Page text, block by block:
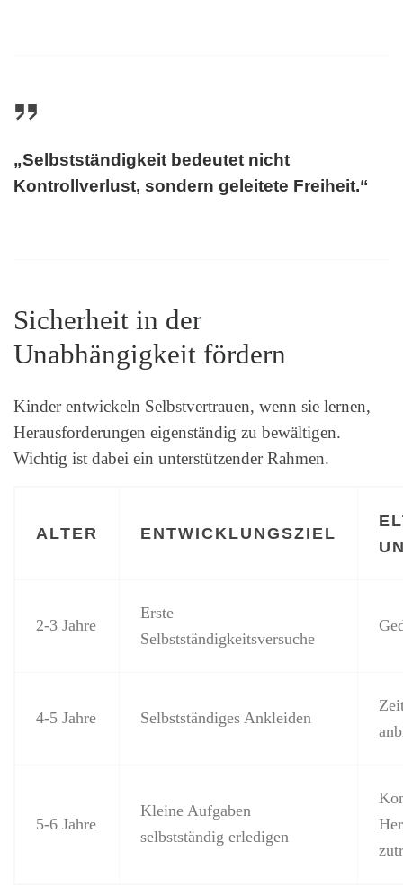
„Selbstständigkeit bedeutet nicht
Kontrollverlust, sondern geleitete Freiheit.“
Sicherheit in der
Unabhängigkeit fördern
Kinder entwickeln Selbstvertrauen, wenn sie lernen,
Herausforderungen eigenständig zu bewältigen.
Wichtig ist dabei ein unterstützender Rahmen.
ALTER ENTWICKLUNGSZIEL
2-3 Jahre
Erste
Selbstständigkeitsversuche
4-5 Jahre Selbstständiges Ankleiden
5-6 Jahre
Kleine Aufgaben
selbstständig erledigen